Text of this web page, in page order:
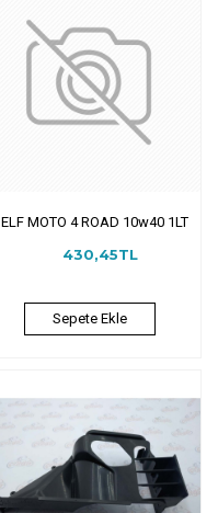
ELF MOTO 4 ROAD 10w40 1LT
430,45TL
Sepete Ekle